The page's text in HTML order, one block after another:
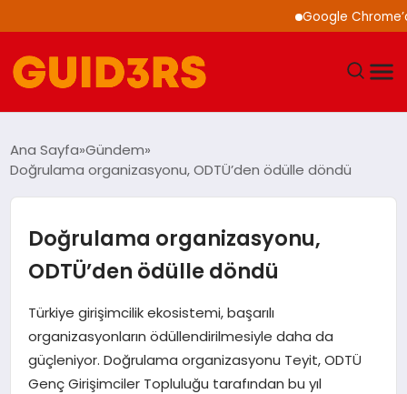
Google Chrome’a
YAŞAM
TEKNOLOJI
SPOR
SAĞLIK
EKONOMI
Ana Sayfa Gündem
Doğrulama organizasyonu, ODTÜ’den ödülle döndü
Doğrulama organizasyonu,
ODTÜ’den ödülle döndü
Türkiye girişimcilik ekosistemi, başarılı
organizasyonların ödüllendirilmesiyle daha da
güçleniyor. Doğrulama organizasyonu Teyit, ODTÜ
Genç Girişimciler Topluluğu tarafından bu yıl